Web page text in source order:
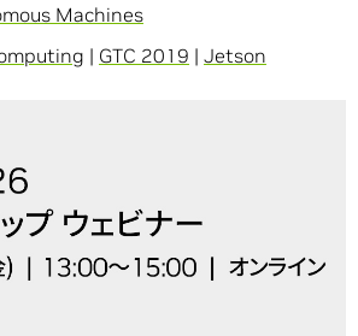
Machines
| GTC 2019 | Jetson